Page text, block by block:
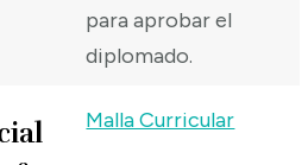
para aprobar el
diplomado.
Malla Curricular